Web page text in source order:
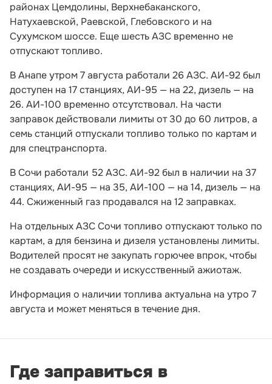
районах Цемдолины, Верхнебаканского,
Натухаевской, Раевской, Глебовского и на
Сухумском шоссе. Еще шесть АЗС временно не
отпускают топливо.
В Анапе утром 7 августа работали 26 АЗС. АИ-92 был
доступен на 17 станциях, АИ-95 — на 22, дизель — на
26. АИ-100 временно отсутствовал. На части
заправок действовали лимиты от 30 до 60 литров, а
семь станций отпускали топливо только по картам и
для спецтранспорта.
В Сочи работали 52 АЗС. АИ-92 был в наличии на 37
станциях, АИ-95 — на 35, АИ-100 — на 14, дизель — на
44. Сжиженный газ продавался на 12 заправках.
На отдельных АЗС Сочи топливо отпускают только по
картам, а для бензина и дизеля установлены лимиты.
Водителей просят не закупать горючее впрок, чтобы
не создавать очереди и искусственный ажиотаж.
Информация о наличии топлива актуальна на утро 7
августа и может меняться в течение дня.
Где заправиться в